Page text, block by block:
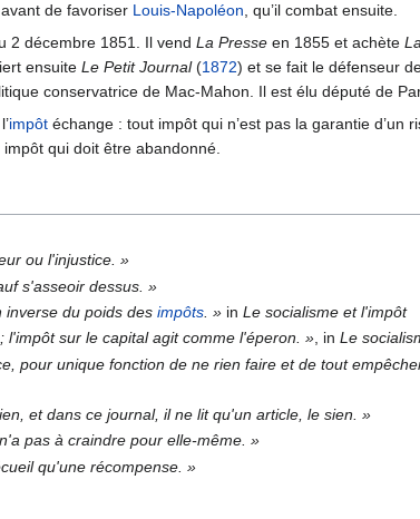
de favoriser Louis-Napoléon, qu’il combat ensuite.
2 décembre 1851. Il vend La Presse en 1855 et achète
ensuite Le Petit Journal(1872) et se fait le défenseur
conservatrice de Mac-Mahon. Il est élu député de
impôt échange : tout impôt qui n’est pas la garantie d’un
impôt qui doit être abandonné.
ou l'injustice. »
s'asseoir dessus. »
inverse du poids desimpôts . » inLe socialisme et l'impôt
sur le capital agit comme l'éperon. », inLe
pour unique fonction de ne rien faire et de tout
et dans ce journal, il ne lit qu'un article, le sien. »
pas à craindre pour elle-même. »
qu'une récompense. »